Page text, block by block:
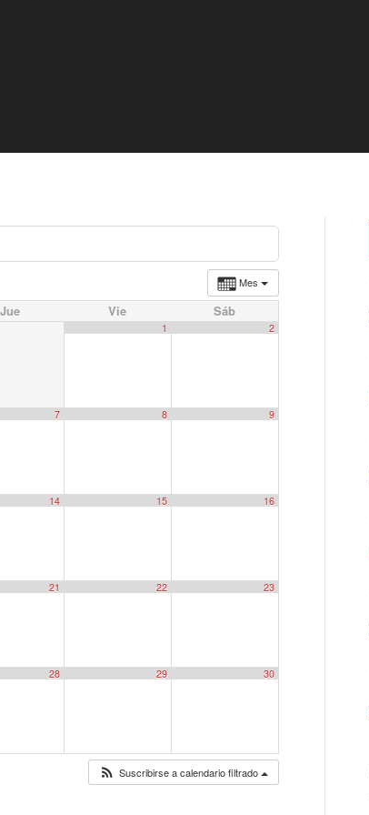
Mes
Jue Vie Sáb
1 2
7 8 9
14 15 16
21 22 23
28 29 30
Suscribirse a calendario filtrado